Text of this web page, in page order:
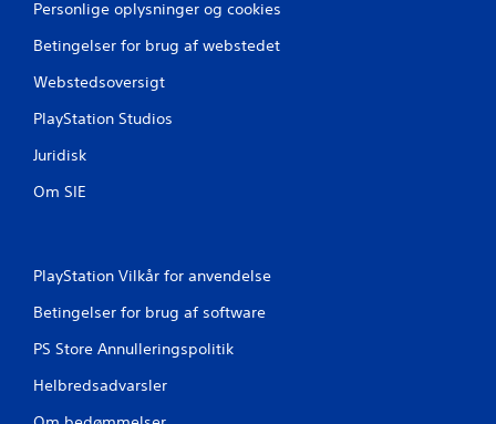
Personlige oplysninger og cookies
Betingelser for brug af webstedet
Webstedsoversigt
PlayStation Studios
Juridisk
Om SIE
PlayStation Vilkår for anvendelse
Betingelser for brug af software
PS Store Annulleringspolitik
Helbredsadvarsler